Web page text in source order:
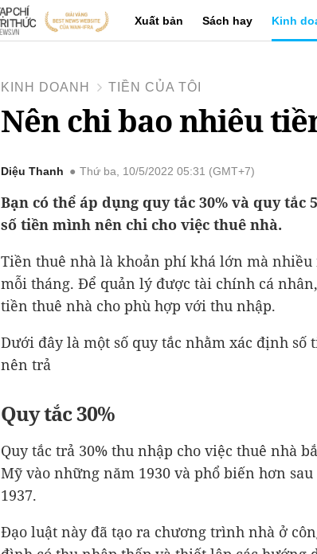
Xuất bản Sách hay Kinh
KINH DOANH TIỀN CỦA TÔI
Nên chi bao nhiêu
Diệu Thanh Thứ ba, 10/5/2022 05:31 (GMT+7)
Bạn có thể áp dụng quy tắc 30% và quy tắc
số tiền mình nên chi cho việc thuê nhà.
Tiền thuê nhà là khoản phí khá lớn mà
mỗi tháng. Để quản lý được tài chính cá
tiền thuê nhà cho phù hợp với thu nhập.
Dưới đây là một số quy tắc nhằm xác định số
nên trả
Quy tắc 30%
Quy tắc trả 30% thu nhập cho việc thuê nhà
Mỹ vào những năm 1930 và phổ biến hơn
1937.
Đạo luật này đã tạo ra chương trình nhà ở